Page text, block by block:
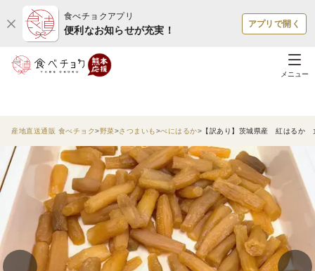
食べチョクアプリ
便利なお知らせが充実！
アプリで開く
メニュー
産地直送通販 食べチョク 野菜 さつまいも べにはるか 【訳あり】茨城県産 紅はるか